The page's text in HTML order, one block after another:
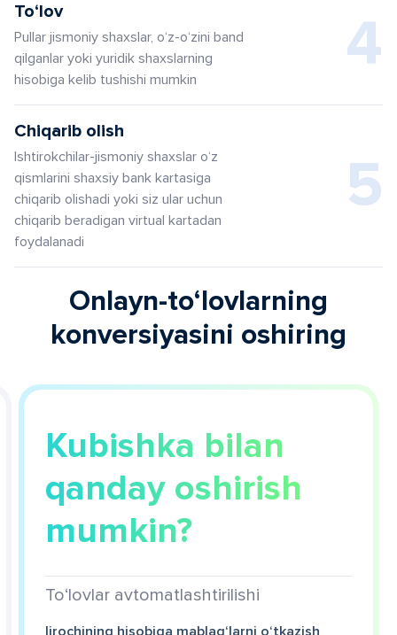
4
To‘lov
Pullar jismoniy shaxslar, o‘z-o‘zini band
qilganlar yoki yuridik shaxslarning
hisobiga kelib tushishi mumkin
5
Chiqarib olish
Ishtirokchilar-jismoniy shaxslar o‘z
qismlarini shaxsiy bank kartasiga
chiqarib olishadi yoki siz ular uchun
chiqarib beradigan virtual kartadan
foydalanadi
Onlayn-to‘lovlarning
konversiyasini oshiring
Kubishka bilan
qanday oshirish
mumkin?
To‘lovlar avtomatlashtirilishi
Ijrochining hisobiga mablag‘larni o‘tkazish